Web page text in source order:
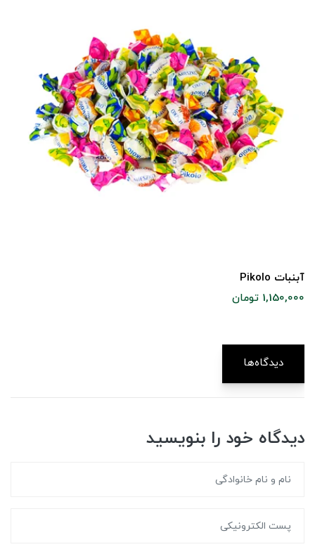
آبنبات Pikolo
1,150,000 تومان
دیدگاه‌ها
دیدگاه خود را بنویسید